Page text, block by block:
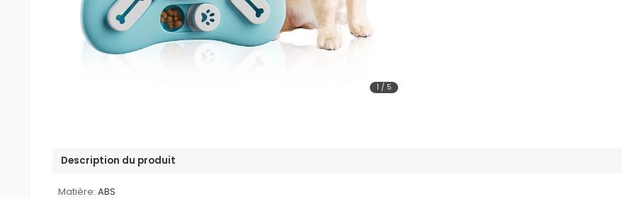
1 / 5
Description du produit
Matière: ABS